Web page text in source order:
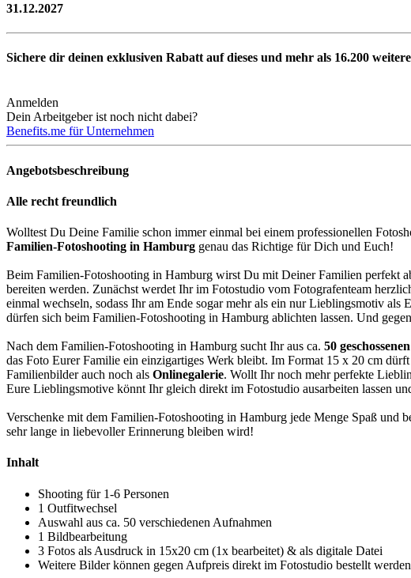
31.12.2027
Sichere dir deinen exklusiven Rabatt auf dieses und mehr als 16.200
Anmelden
Dein Arbeitgeber ist noch nicht dabei?
Benefits.me für Unternehmen
Angebotsbeschreibung
Alle recht freundlich
Wolltest Du Deine Familie schon immer einmal bei einem professionellen
Familien-Fotoshooting in Hamburg genau das Richtige für Dich und Euch!
Beim Familien-Fotoshooting in Hamburg wirst Du mit Deiner Familien perfekt
bereiten werden. Zunächst werdet Ihr im Fotostudio vom Fotografenteam
einmal wechseln, sodass Ihr am Ende sogar mehr als ein nur Lieblingsmotiv
dürfen sich beim Familien-Fotoshooting in Hamburg ablichten lassen. Und
Nach dem Familien-Fotoshooting in Hamburg sucht Ihr aus ca. 50
das Foto Eurer Familie ein einzigartiges Werk bleibt. Im Format 15 x 20 cm
Familienbilder auch noch als Onlinegalerie. Wollt Ihr noch mehr perfekte
Eure Lieblingsmotive könnt Ihr gleich direkt im Fotostudio ausarbeiten lassen
Verschenke mit dem Familien-Fotoshooting in Hamburg jede Menge Spaß und
sehr lange in liebevoller Erinnerung bleiben wird!
Inhalt
Shooting für 1-6 Personen
1 Outfitwechsel
Auswahl aus ca. 50 verschiedenen Aufnahmen
1 Bildbearbeitung
3 Fotos als Ausdruck in 15x20 cm (1x bearbeitet) & als digitale Datei
Weitere Bilder können gegen Aufpreis direkt im Fotostudio bestellt werden